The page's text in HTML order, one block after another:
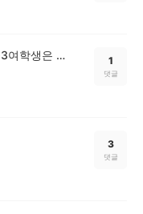
윗집에서 전자드럼을 새벽 1시에 쳐요 중3여학생은 노래 부르고 1
댓글
3
댓글